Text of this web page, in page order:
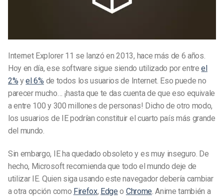
Internet Explorer 11 se lanzó en 2013, hace más de 6 años.
Hoy en día, ese software sigue siendo utilizado por entreel
2% yel 6% de todos los usuarios de Internet. Eso puede no
parecer mucho… ¡hasta que te das cuenta de que eso equivale
a entre 100 y 300 millones de personas! Dicho de otro modo,
los usuarios de IE podrían constituir el cuarto país más grande
del mundo.
Sin embargo, IE ha quedado obsoleto y es muy inseguro. De
hecho, Microsoft recomienda que todo el mundo deje de
utilizar IE. Quien siga usando este navegador debería cambiar
a otra opción como Firefox, Edge o Chrome. Anime también a